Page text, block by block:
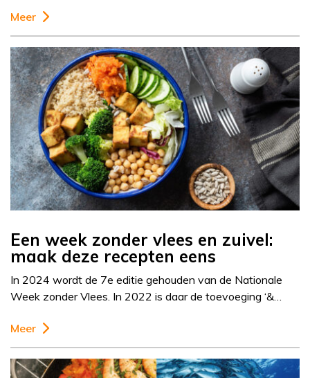
Meer
Een week zonder vlees en zuivel:
maak deze recepten eens
In 2024 wordt de 7e editie gehouden van de Nationale
Week zonder Vlees. In 2022 is daar de toevoeging ‘&…
Meer